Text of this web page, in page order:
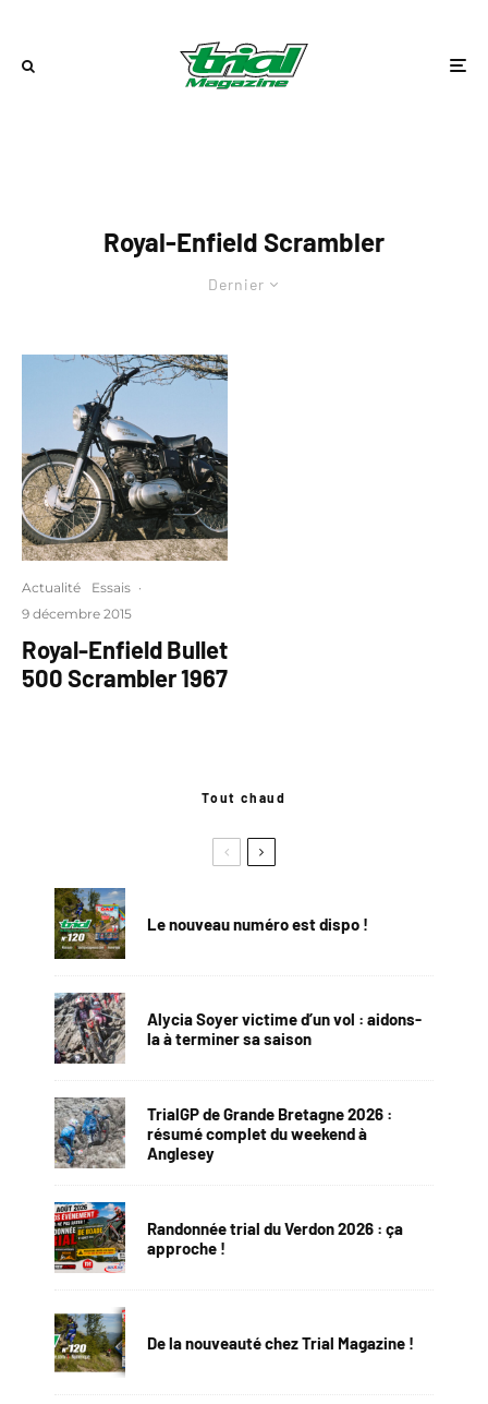
Royal-Enfield Scrambler
Dernier
Actualité Essais ·
9 décembre 2015
Royal-Enfield Bullet
500 Scrambler 1967
Tout chaud
Le nouveau numéro est dispo !
Alycia Soyer victime d’un vol : aidons-
la à terminer sa saison
TrialGP de Grande Bretagne 2026 :
résumé complet du weekend à
Anglesey
Randonnée trial du Verdon 2026 : ça
approche !
De la nouveauté chez Trial Magazine !